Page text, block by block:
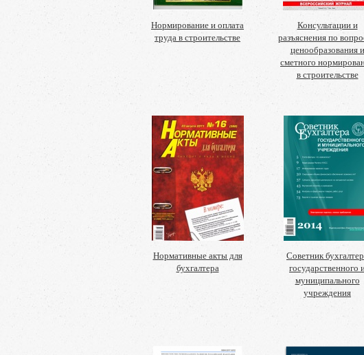
Нормирование и оплата
труда в строительстве
Консультации и
разъяснения по
ценообразования и
сметного
в строительстве
Нормативные акты для
бухгалтера
Советник
государственного
муниципального
учреждения